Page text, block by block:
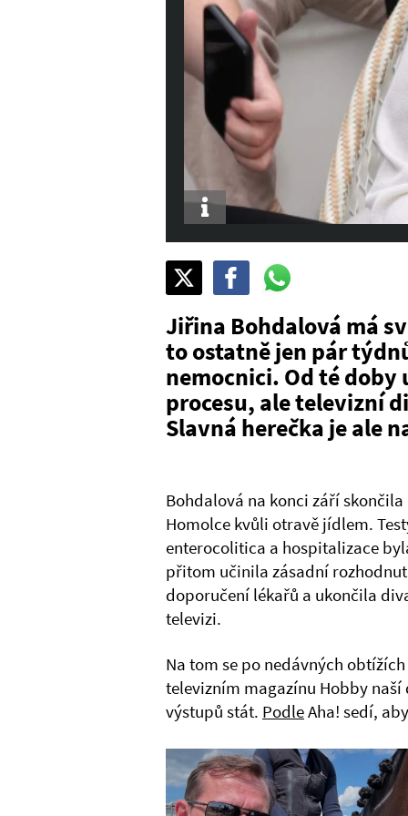
Info
Pošli
na
X
Pošli
na
FacebookWhatsAppu
Jiřina Bohdalová má
to ostatně jen pár
nemocnici. Od té doby
procesu, ale televizní
Slavná herečka je ale
Bohdalová na konci září
Homolce kvůli otravě jídlem.
enterocolitica a hospitalizace
přitom učinila zásadní
doporučení lékařů a ukončila
televizi.
Na tom se po nedávných
televizním magazínu Hobby
výstupů stát. PodleAha! sedí,